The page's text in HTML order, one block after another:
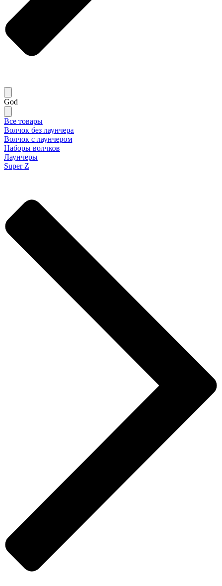
God
Все товары
Волчок без лаунчера
Волчок с лаунчером
Наборы волчков
Лаунчеры
Super Z